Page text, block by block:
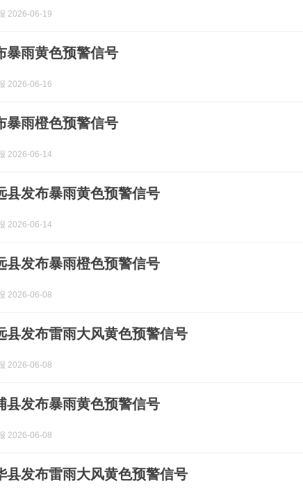
2026-06-19
暴雨黄色预警信号
2026-06-16
暴雨橙色预警信号
2026-06-14
县发布暴雨黄色预警信号
2026-06-14
县发布暴雨橙色预警信号
2026-06-08
县发布雷雨大风黄色预警信号
2026-06-08
县发布暴雨黄色预警信号
2026-06-08
县发布雷雨大风黄色预警信号